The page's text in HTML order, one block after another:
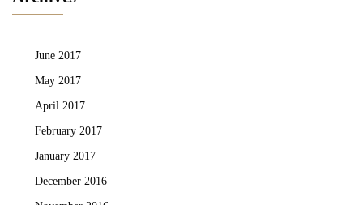
June 2017
May 2017
April 2017
February 2017
January 2017
December 2016